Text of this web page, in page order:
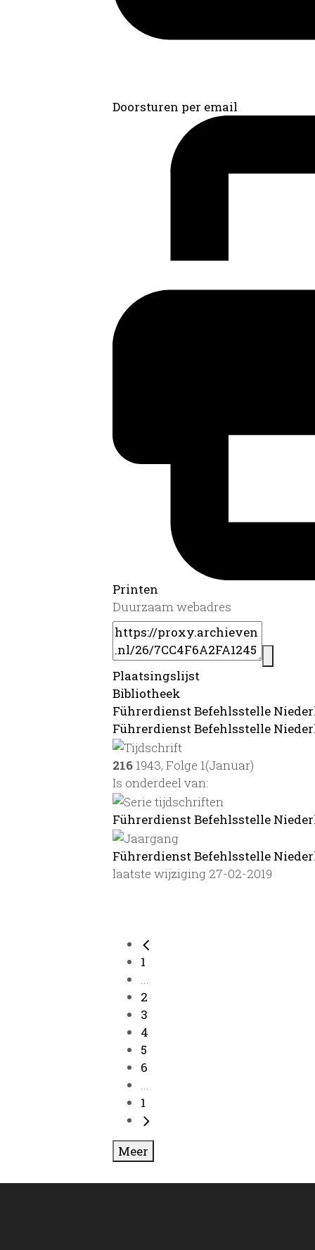
Doorsturen per email
Printen
Duurzaam webadres
Plaatsingslijst
Bibliotheek
Führerdienst Befehlsstelle
Führerdienst Befehlsstelle
2161943, Folge 1(Januar)
Is onderdeel van:
Führerdienst Befehlsstelle
Führerdienst Befehlsstelle
laatste wijziging 27-02-2019
1
...
2
3
4
5
6
...
1
Meer